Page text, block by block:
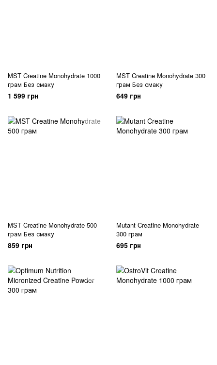
MST Creatine Monohydrate 1000
грам Без смаку
1 599 грн
MST Creatine Monohydrate 300
грам Без смаку
649 грн
MST Creatine Monohydrate 500
грам Без смаку
859 грн
Mutant Creatine Monohydrate
300 грам
695 грн